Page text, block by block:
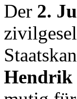
Der 2.
Hendrik